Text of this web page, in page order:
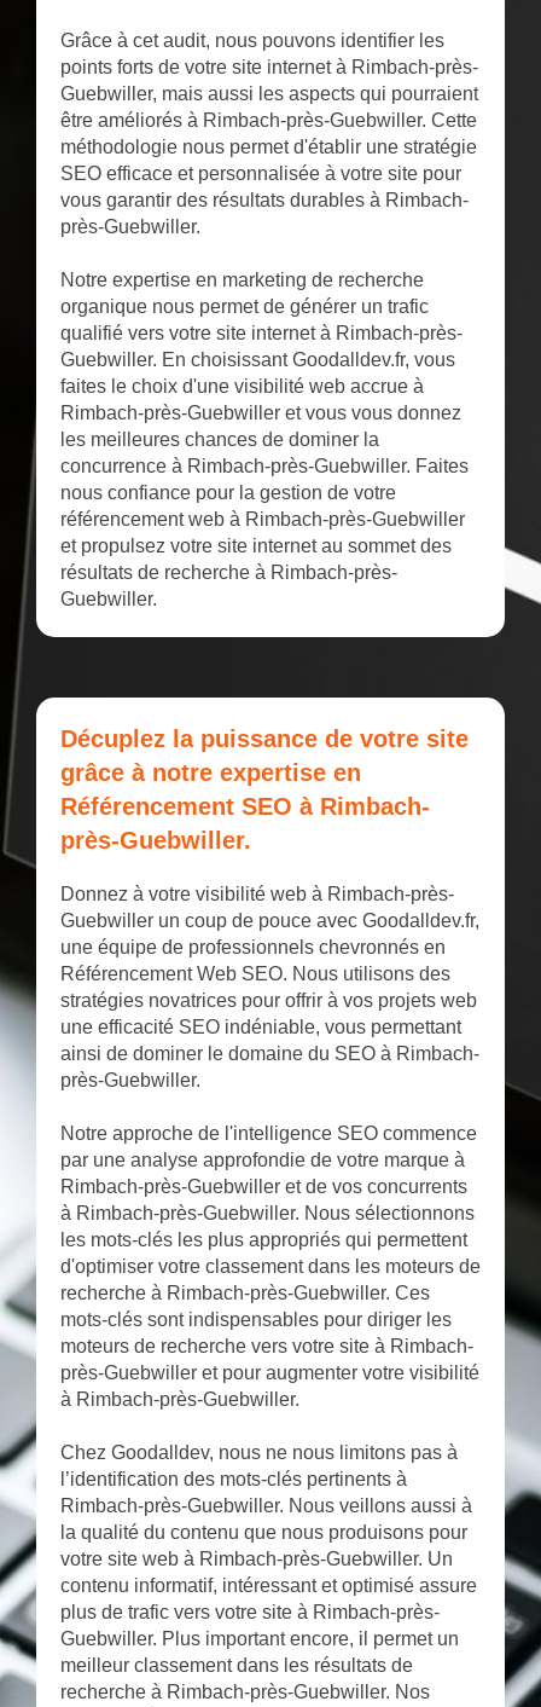
Grâce à cet audit, nous pouvons identifier les
points forts de votre site internet à Rimbach-près-
Guebwiller, mais aussi les aspects qui pourraient
être améliorés à Rimbach-près-Guebwiller. Cette
méthodologie nous permet d'établir une stratégie
SEO efficace et personnalisée à votre site pour
vous garantir des résultats durables à Rimbach-
près-Guebwiller.
Notre expertise en marketing de recherche
organique nous permet de générer un trafic
qualifié vers votre site internet à Rimbach-près-
Guebwiller. En choisissant Goodalldev.fr, vous
faites le choix d'une visibilité web accrue à
Rimbach-près-Guebwiller et vous vous donnez
les meilleures chances de dominer la
concurrence à Rimbach-près-Guebwiller. Faites
nous confiance pour la gestion de votre
référencement web à Rimbach-près-Guebwiller
et propulsez votre site internet au sommet des
résultats de recherche à Rimbach-près-
Guebwiller.
Décuplez la puissance de votre site
grâce à notre expertise en
Référencement SEO à Rimbach-
près-Guebwiller.
Donnez à votre visibilité web à Rimbach-près-
Guebwiller un coup de pouce avec Goodalldev.fr,
une équipe de professionnels chevronnés en
Référencement Web SEO. Nous utilisons des
stratégies novatrices pour offrir à vos projets web
une efficacité SEO indéniable, vous permettant
ainsi de dominer le domaine du SEO à Rimbach-
près-Guebwiller.
Notre approche de l'intelligence SEO commence
par une analyse approfondie de votre marque à
Rimbach-près-Guebwiller et de vos concurrents
à Rimbach-près-Guebwiller. Nous sélectionnons
les mots-clés les plus appropriés qui permettent
d'optimiser votre classement dans les moteurs de
recherche à Rimbach-près-Guebwiller. Ces
mots-clés sont indispensables pour diriger les
moteurs de recherche vers votre site à Rimbach-
près-Guebwiller et pour augmenter votre visibilité
à Rimbach-près-Guebwiller.
Chez Goodalldev, nous ne nous limitons pas à
l’identification des mots-clés pertinents à
Rimbach-près-Guebwiller. Nous veillons aussi à
la qualité du contenu que nous produisons pour
votre site web à Rimbach-près-Guebwiller. Un
contenu informatif, intéressant et optimisé assure
plus de trafic vers votre site à Rimbach-près-
Guebwiller. Plus important encore, il permet un
meilleur classement dans les résultats de
recherche à Rimbach-près-Guebwiller. Nos